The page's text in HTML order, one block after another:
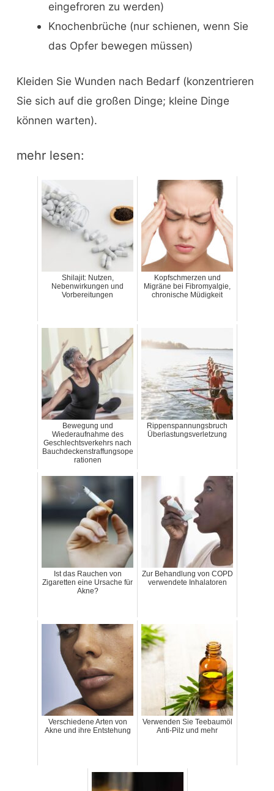
eingefroren zu werden)
Knochenbrüche (nur schienen, wenn Sie
das Opfer bewegen müssen)
Kleiden Sie Wunden nach Bedarf (konzentrieren
Sie sich auf die großen Dinge; kleine Dinge
können warten).
mehr lesen:
Shilajit: Nutzen,
Nebenwirkungen und
Vorbereitungen
Kopfschmerzen und
Migräne bei Fibromyalgie,
chronische Müdigkeit
Bewegung und
Wiederaufnahme des
Geschlechtsverkehrs nach
Bauchdeckenstraffungsope
rationen
Rippenspannungsbruch
Überlastungsverletzung
Ist das Rauchen von
Zigaretten eine Ursache für
Akne?
Zur Behandlung von COPD
verwendete Inhalatoren
Verschiedene Arten von
Akne und ihre Entstehung
Verwenden Sie Teebaumöl
Anti-Pilz und mehr